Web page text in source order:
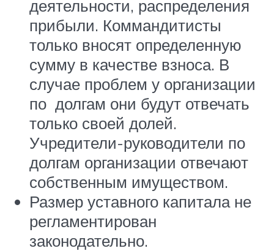
деятельности, распределения
прибыли. Коммандитисты
только вносят определенную
сумму в качестве взноса. В
случае проблем у организации
по долгам они будут отвечать
только своей долей.
Учредители-руководители по
долгам организации отвечают
собственным имуществом.
Размер уставного капитала не
регламентирован
законодательно.